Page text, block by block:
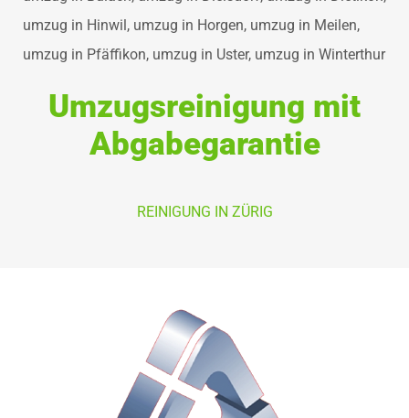
umzug in Hinwil, umzug in Horgen, umzug in Meilen,
umzug in Pfäffikon, umzug in Uster, umzug in Winterthur
Umzugsreinigung mit
Abgabegarantie
REINIGUNG IN ZÜRIG